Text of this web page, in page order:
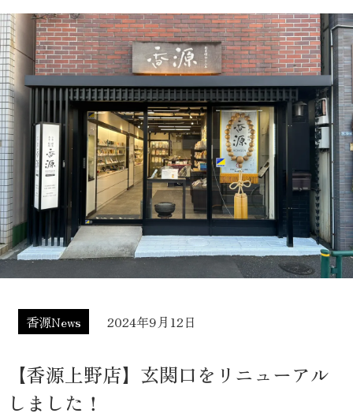
香源News 2024年9月12日
【香源上野店】玄関口をリニューアル
しました！